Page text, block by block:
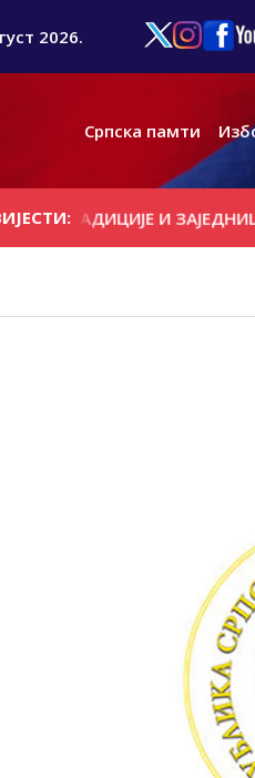
2026.
Српска памти
ТРАДИЦИЈЕ И ЗАЈЕДНИШТВА